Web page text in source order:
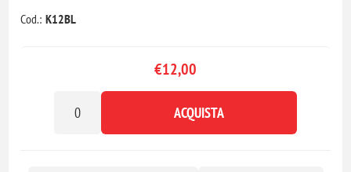
Cod.: K12BL
€12,00
ACQUISTA